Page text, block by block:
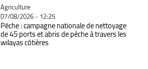
Catégorie
Agriculture
07/08/2026 - 12:25
Pêche : campagne nationale de nettoyage
de 45 ports et abris de pêche à travers les
wilayas côtières